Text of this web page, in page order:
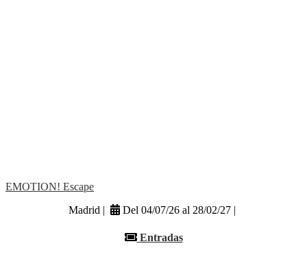
EMOTION! Escape
Madrid |
Del 04/07/26 al 28/02/27 |
Entradas